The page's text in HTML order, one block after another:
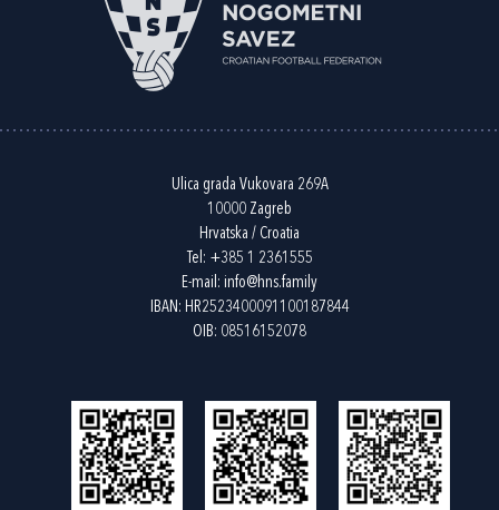
Ulica grada Vukovara 269A
10000 Zagreb
Hrvatska / Croatia
Tel: +385 1 2361555
E-mail: info@hns.family
IBAN: HR2523400091100187844
OIB: 08516152078